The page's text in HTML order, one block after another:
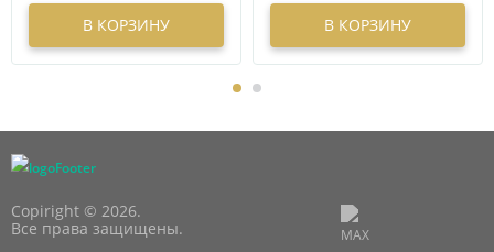
В КОРЗИНУ В КОРЗИНУ
Copiright © 2026.
Все права защищены.